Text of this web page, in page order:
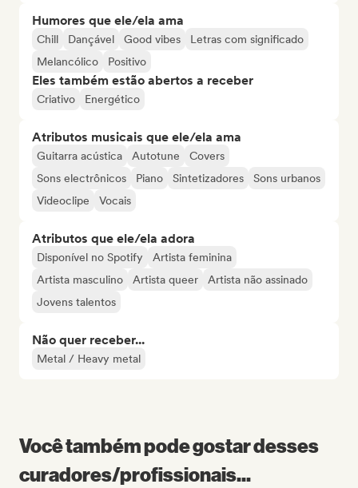
Humores que ele/ela ama
Chill Dançável Good vibes
Letras com significado
Melancólico
Positivo
Eles também estão abertos a receber
Criativo Energético
Atributos musicais que ele/ela ama
Guitarra acústica Autotune
Covers
Sons electrônicos
Piano Sintetizadores
Sons urbanos
Videoclipe
Vocais
Atributos que ele/ela adora
Disponível no Spotify
Artista feminina
Artista masculino
Artista queer
Artista não assinado
Jovens talentos
Não quer receber...
Metal / Heavy metal
Você também pode gostar desses
curadores/profissionais...